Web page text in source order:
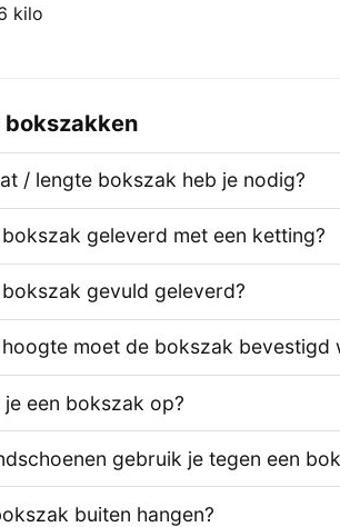
kilo
/ lengte bokszak heb je nodig?
geleverd met een ketting?
gevuld geleverd?
moet de bokszak bevestigd
je een bokszak op?
gebruik je tegen een
buiten hangen?